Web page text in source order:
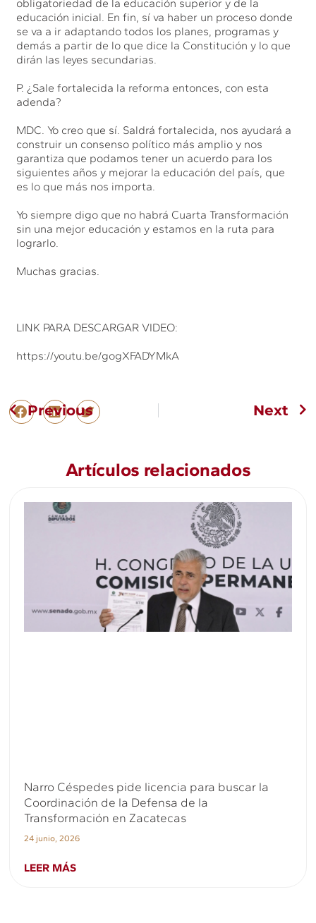
obligatoriedad de la educación superior y de la
educación inicial. En fin, sí va haber un proceso donde
se va a ir adaptando todos los planes, programas y
demás a partir de lo que dice la Constitución y lo que
dirán las leyes secundarias.
P. ¿Sale fortalecida la reforma entonces, con esta
adenda?
MDC. Yo creo que sí. Saldrá fortalecida, nos ayudará a
construir un consenso político más amplio y nos
garantiza que podamos tener un acuerdo para los
siguientes años y mejorar la educación del país, que
es lo que más nos importa.
Yo siempre digo que no habrá Cuarta Transformación
sin una mejor educación y estamos en la ruta para
lograrlo.
Muchas gracias.
LINK PARA DESCARGAR VIDEO:
https://youtu.be/gogXFADYMkA
Previous Next
Artículos relacionados
Narro Céspedes pide licencia para buscar la
Coordinación de la Defensa de la
Transformación en Zacatecas
24 junio, 2026
LEER MÁS